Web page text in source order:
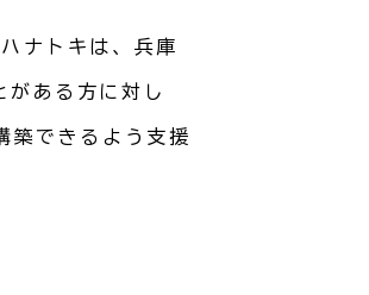
ナトキは、兵庫
がある方に対し
築できるよう支援